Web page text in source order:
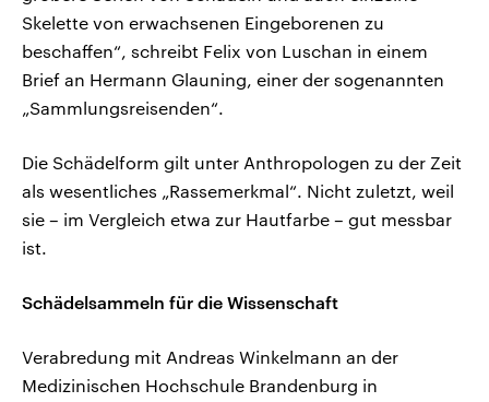
Skelette von erwachsenen Eingeborenen zu
beschaffen“, schreibt Felix von Luschan in einem
Brief an Hermann Glauning, einer der sogenannten
„Sammlungsreisenden“.
Die Schädelform gilt unter Anthropologen zu der Zeit
als wesentliches „Rassemerkmal“. Nicht zuletzt, weil
sie – im Vergleich etwa zur Hautfarbe – gut messbar
ist.
Schädelsammeln für die Wissenschaft
Verabredung mit Andreas Winkelmann an der
Medizinischen Hochschule Brandenburg in